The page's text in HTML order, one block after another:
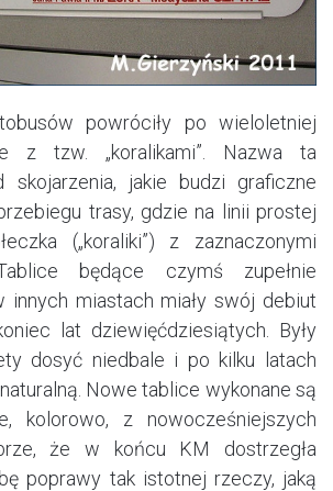
powróciły po wieloletniej
z tzw. „koralikami”. Nazwa ta
jakie budzi graficzne
trasy, gdzie na linii prostej
(„koraliki”) z zaznaczonymi
będące czymś zupełnie
innych miastach miały swój debiut
lat dziewięćdziesiątych. Były
dosyć niedbale i po kilku latach
Nowe tablice wykonane są
kolorowo, z nowocześniejszych
że w końcu KM dostrzegła
poprawy tak istotnej rzeczy, jaką